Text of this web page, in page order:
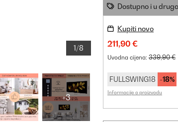
1/8
+3
Dostupno i u
Kupiti novo
211,90 €
Uvodna cijena: 339,90 €
FULLSWING18 -18%
Informacije o proizvodu